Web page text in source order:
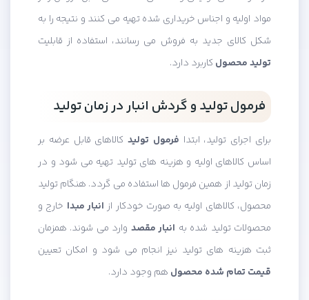
مواد اولیه و اجناس خریداری شده تهیه می کنند و نتیجه را به
شکل کالای جدید به فروش می رسانند، استفاده از قابلیت
تولید محصول کاربرد دارد.
فرمول تولید و گردش انبار در زمان تولید
برای اجرای تولید، ابتدا فرمول تولیدکالاهای قابل عرضه بر
اساس کالاهای اولیه و هزینه های تولید تهیه می شود و در
زمان تولید از همین فرمول ها استفاده می گردد. هنگام تولید
محصول، کالاهای اولیه به صورت خودکار از انبار مبدا خارج و
محصولات تولید شده به انبار مقصد وارد می شوند. همزمان
ثبت هزینه های تولید نیز انجام می شود و امکان تعیین
قیمت تمام شده محصول هم وجود دارد.